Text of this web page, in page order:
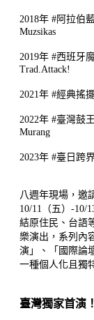
2018年 #阿拉伯
Muzsikas
2019年 #西班牙
Trad.Attack!
2021年 #經典搖
2022年 #臺灣鼓
Murang
2023年 #臺日跨
八週年現場，邀
10/11（五）-10/
結原住民、台語
樂演出，系列內
演」、「國際論
一種個人化且獨
臺灣獨家首演